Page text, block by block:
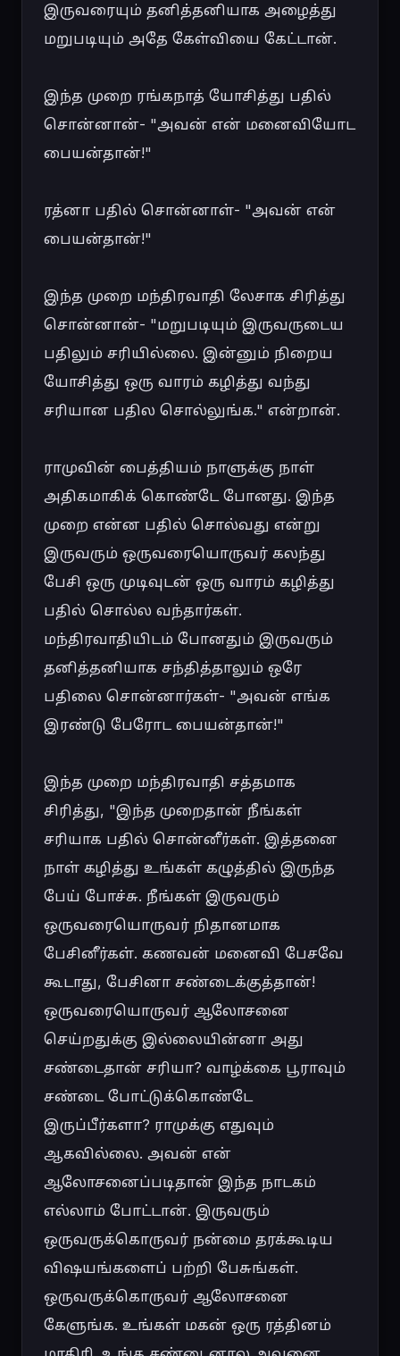
இருவரையும் தனித்தனியாக அழைத்து
மறுபடியும் அதே கேள்வியை கேட்டான்.
இந்த முறை ரங்கநாத் யோசித்து பதில்
சொன்னான்- "அவன் என் மனைவியோட
பையன்தான்!"
ரத்னா பதில் சொன்னாள்- "அவன் என்
பையன்தான்!"
இந்த முறை மந்திரவாதி லேசாக சிரித்து
சொன்னான்- "மறுபடியும் இருவருடைய
பதிலும் சரியில்லை. இன்னும் நிறைய
யோசித்து ஒரு வாரம் கழித்து வந்து
சரியான பதில சொல்லுங்க." என்றான்.
ராமுவின் பைத்தியம் நாளுக்கு நாள்
அதிகமாகிக் கொண்டே போனது. இந்த
முறை என்ன பதில் சொல்வது என்று
இருவரும் ஒருவரையொருவர் கலந்து
பேசி ஒரு முடிவுடன் ஒரு வாரம் கழித்து
பதில் சொல்ல வந்தார்கள்.
மந்திரவாதியிடம் போனதும் இருவரும்
தனித்தனியாக சந்தித்தாலும் ஒரே
பதிலை சொன்னார்கள்- "அவன் எங்க
இரண்டு பேரோட பையன்தான்!"
இந்த முறை மந்திரவாதி சத்தமாக
சிரித்து, "இந்த முறைதான் நீங்கள்
சரியாக பதில் சொன்னீர்கள். இத்தனை
நாள் கழித்து உங்கள் கழுத்தில் இருந்த
பேய் போச்சு. நீங்கள் இருவரும்
ஒருவரையொருவர் நிதானமாக
பேசினீர்கள். கணவன் மனைவி பேசவே
கூடாது, பேசினா சண்டைக்குத்தான்!
ஒருவரையொருவர் ஆலோசனை
செய்றதுக்கு இல்லையின்னா அது
சண்டைதான் சரியா? வாழ்க்கை பூராவும்
சண்டை போட்டுக்கொண்டே
இருப்பீர்களா? ராமுக்கு எதுவும்
ஆகவில்லை. அவன் என்
ஆலோசனைப்படிதான் இந்த நாடகம்
எல்லாம் போட்டான். இருவரும்
ஒருவருக்கொருவர் நன்மை தரக்கூடிய
விஷயங்களைப் பற்றி பேசுங்கள்.
ஒருவருக்கொருவர் ஆலோசனை
கேளுங்க. உங்கள் மகன் ஒரு ரத்தினம்